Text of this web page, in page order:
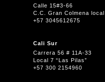
Calle 15#3-66
C.C. Gran Colmena
+57 3045612675
Cali Sur
Carrera 56 # 11A-33
Local 7 “Las Pilas”
+57 300 2154960